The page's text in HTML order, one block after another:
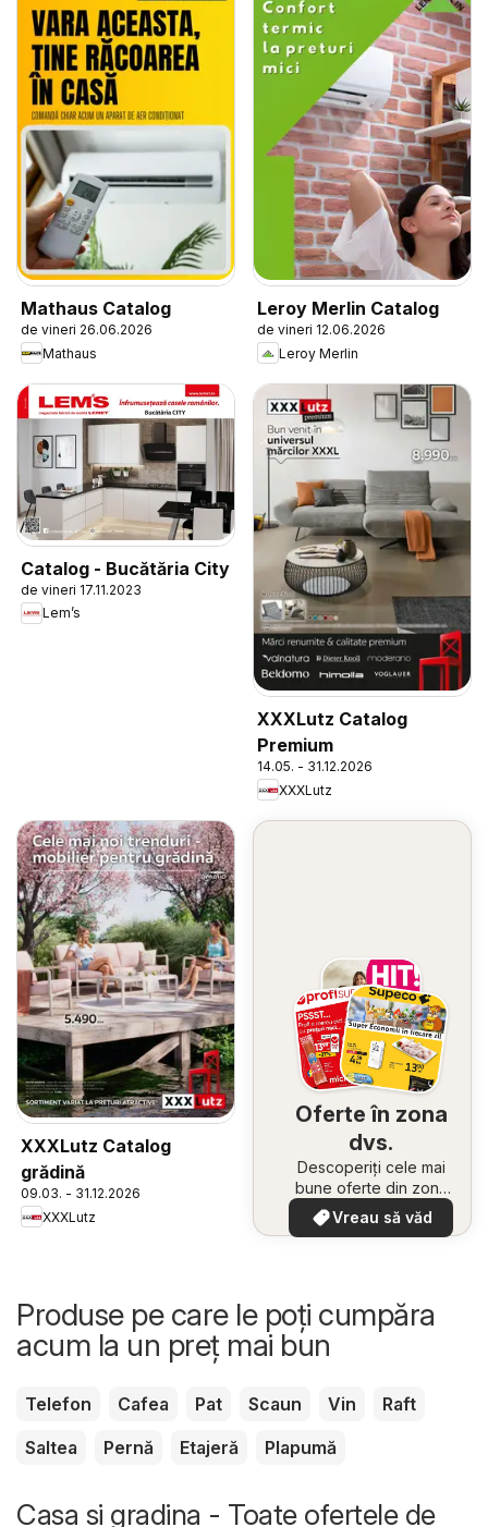
Mathaus Catalog
de vineri 26.06.2026
Mathaus
Leroy Merlin Catalog
de vineri 12.06.2026
Leroy Merlin
Catalog - Bucătăria City
de vineri 17.11.2023
Lem’s
XXXLutz Catalog
Premium
14.05. - 31.12.2026
XXXLutz
XXXLutz Catalog
grădină
09.03. - 31.12.2026
XXXLutz
Oferte în zona
dvs.
Descoperiți cele mai
bune oferte din zona
dumneavoastră
Vreau să văd
Produse pe care le poți cumpăra
acum la un preț mai bun
Telefon Cafea Pat Scaun Vin
Raft
Saltea
Pernă Etajeră Plapumă
Casa si gradina - Toate ofertele de